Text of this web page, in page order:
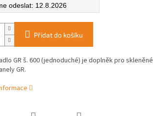
12.8.2026
Přidat do košíku
GR š. 600 (jednoduché) je doplněk pro skleněné
GR.